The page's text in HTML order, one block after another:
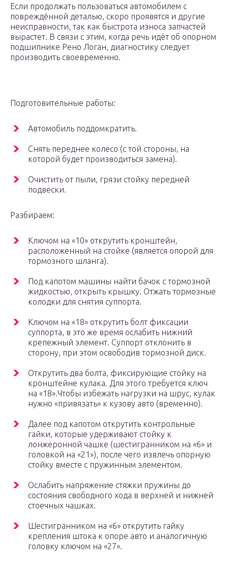
Если продолжать пользоваться автомобилем с
повреждённой деталью, скоро проявятся и другие
неисправности, так как быстрота износа запчастей
вырастет. В связи с этим, когда речь идёт об опорном
подшипнике Рено Логан, диагностику следует
производить своевременно.
Подготовительные работы:
Автомобиль поддомкратить.
Снять переднее колесо (с той стороны, на
которой будет производиться замена).
Очистить от пыли, грязи стойку передней
подвески.
Разбираем:
Ключом на «10» открутить кронштейн,
расположенный на стойке (является опорой для
тормозного шланга).
Под капотом машины найти бачок с тормозной
жидкостью, открыть крышку. Отжать тормозные
колодки для снятия суппорта.
Ключом на «18» открутить болт фиксации
суппорта, в это же время ослабить нижний
крепежный элемент. Суппорт отклонить в
сторону, при этом освободив тормозной диск.
Открутить два болта, фиксирующие стойку на
кронштейне кулака. Для этого требуется ключ
на «18».Чтобы избежать нагрузки на шрус, кулак
нужно «привязать» к кузову авто (временно).
Далее под капотом открутить контрольные
гайки, которые удерживают стойку к
лонжеронной чашке (шестигранником на «6» и
головкой на «21»), после чего извлечь опорную
стойку вместе с пружинным элементом.
Ослабить напряжение стяжки пружины до
состояния свободного хода в верхней и нижней
стоечных чашках.
Шестигранником на «6» открутить гайку
крепления штока к опоре авто и аналогичную
головку ключом на «27».